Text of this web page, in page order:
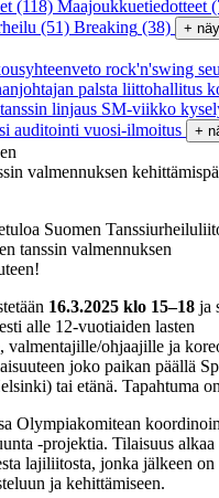
(118) Maajoukkuetiedotteet
(51) Breaking (38) +
rock'n'swing
palsta liittohallitus
linjaus SM-viikko
auditointi vuosi-ilmoitus +
valmennuksen
Suomen
tanssin valmennuksen
16.3.2025 klo 15–18 ja
alle 12-vuotiaiden lasten
valmentajille/ohjaajille ja
joko paikan päällä
tai etänä. Tapahtuma
Olympiakomitean
-projektia. Tilaisuus alkaa
lajiliitosta, jonka jälkeen on
ja kehittämiseen.